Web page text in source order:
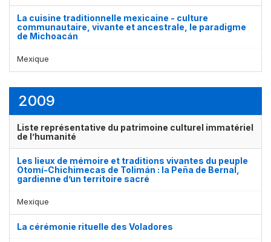
La cuisine traditionnelle mexicaine - culture
communautaire, vivante et ancestrale, le paradigme
de Michoacán
Mexique
2009
Liste représentative du patrimoine culturel immatériel
de l’humanité
Les lieux de mémoire et traditions vivantes du peuple
Otomí-Chichimecas de Tolimán : la Peña de Bernal,
gardienne d’un territoire sacré
Mexique
La cérémonie rituelle des Voladores